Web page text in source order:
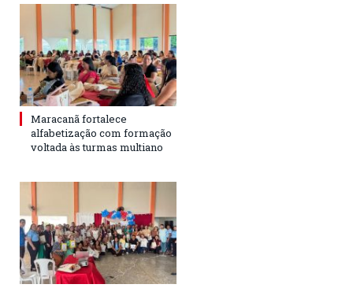
Maracanã fortalece
alfabetização com formação
voltada às turmas multiano